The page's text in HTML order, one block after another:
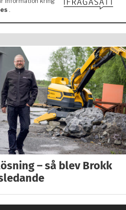
– så blev Brokk